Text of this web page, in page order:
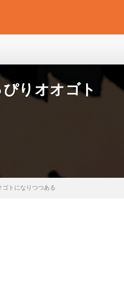
りオオゴト
ゴトになりつつある